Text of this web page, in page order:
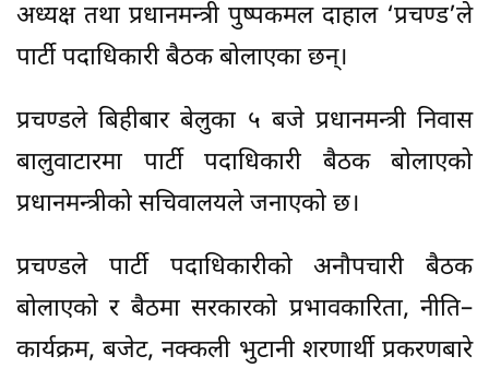
अध्यक्ष तथा प्रधानमन्त्री पुष्पकमल दाहाल ‘प्रचण्ड’ले
पार्टी पदाधिकारी बैठक बोलाएका छन्।
प्रचण्डले बिहीबार बेलुका ५ बजे प्रधानमन्त्री निवास
बालुवाटारमा पार्टी पदाधिकारी बैठक बोलाएको
प्रधानमन्त्रीको सचिवालयले जनाएको छ।
प्रचण्डले पार्टी पदाधिकारीको अनौपचारी बैठक
बोलाएको र बैठमा सरकारको प्रभावकारिता, नीति–
कार्यक्रम, बजेट, नक्कली भुटानी शरणार्थी प्रकरणबारे